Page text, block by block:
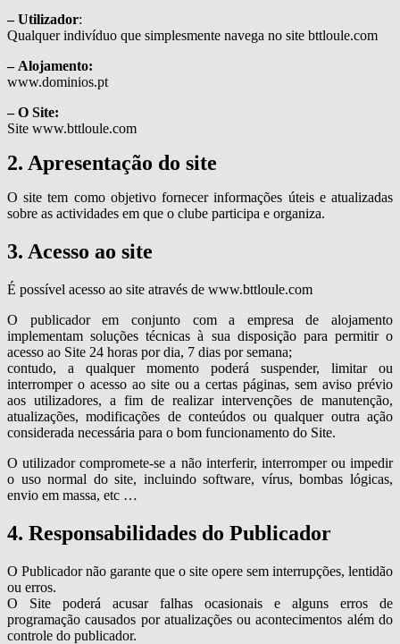
– Utilizador:
Qualquer indivíduo que simplesmente navega no site bttloule.com
– Alojamento:
www.dominios.pt
– O Site:
Site www.bttloule.com
2. Apresentação do site
O site tem como objetivo fornecer informações úteis e atualizadas
sobre as actividades em que o clube participa e organiza.
3. Acesso ao site
É possível acesso ao site através de www.bttloule.com
O publicador em conjunto com a empresa de alojamento
implementam soluções técnicas à sua disposição para permitir o
acesso ao Site 24 horas por dia, 7 dias por semana;
contudo, a qualquer momento poderá suspender, limitar ou
interromper o acesso ao site ou a certas páginas, sem aviso prévio
aos utilizadores, a fim de realizar intervenções de manutenção,
atualizações, modificações de conteúdos ou qualquer outra ação
considerada necessária para o bom funcionamento do Site.
O utilizador compromete-se a não interferir, interromper ou impedir
o uso normal do site, incluindo software, vírus, bombas lógicas,
envio em massa, etc …
4. Responsabilidades do Publicador
O Publicador não garante que o site opere sem interrupções, lentidão
ou erros.
O Site poderá acusar falhas ocasionais e alguns erros de
programação causados por atualizações ou acontecimentos além do
controle do publicador.